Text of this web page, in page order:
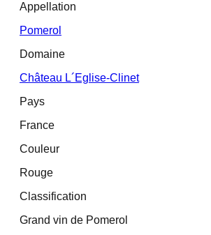
Appellation
Pomerol
Domaine
Château L´Eglise-Clinet
Pays
France
Couleur
Rouge
Classification
Grand vin de Pomerol